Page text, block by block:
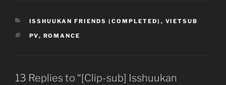
CATEGORIES
ISSHUUKAN FRIENDS (COMPLETED) , VIETSUB
TAGS
PV, ROMANCE
13 Replies to “[Clip-sub] Isshuukan